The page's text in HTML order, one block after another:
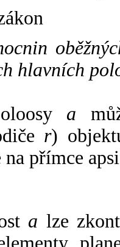
hlavních
a
r)
přímce
a lze